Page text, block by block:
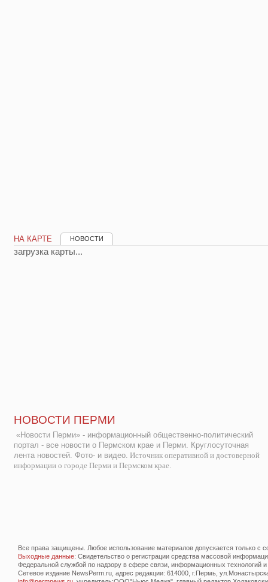
НА КАРТЕ НОВОСТИ
загрузка карты...
НОВОСТИ ПЕРМИ
«Новости Перми» - информационный общественно-политический
портал - все новости о Пермском крае и Перми. Круглосуточная
лента новостей. Фото- и видео. Источник оперативной и достоверной
информации о городе Перми и Пермском крае.
Все права защищены. Любое использование материалов допускается только с
Выходные данные: Свидетельство о регистрации средства массовой
Федеральной службой по надзору в сфере связи, информационных технологий
Сетевое издание NewsPerm.ru, адрес редакции: 614000, г.Пермь,